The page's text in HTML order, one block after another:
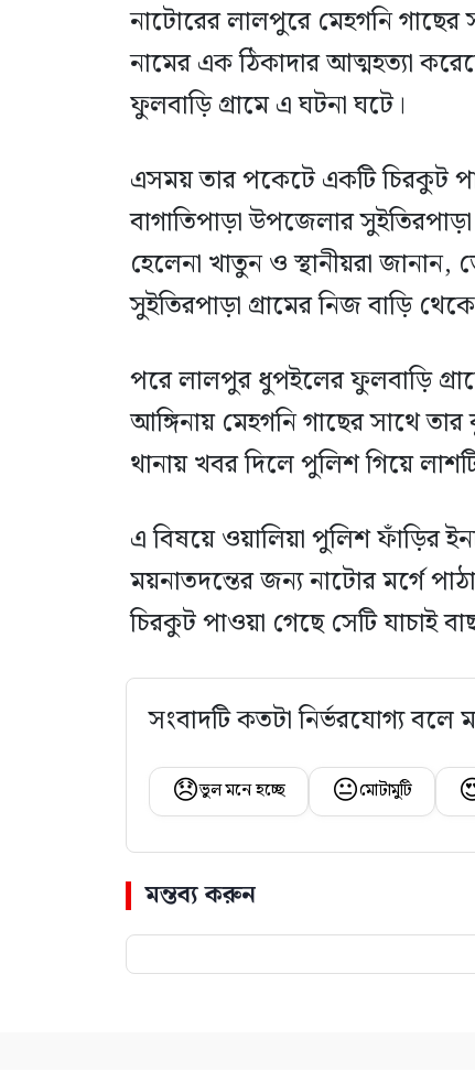
নাটোরের লালপুরে মেহগনি
নামের এক ঠিকাদার আত্মহত্যা
ফুলবাড়ি গ্রামে এ ঘটনা ঘটে।
এসময় তার পকেটে একটি চিরকুট
বাগাতিপাড়া উপজেলার
হেলেনা খাতুন ও স্থানীয়রা
সুইতিরপাড়া গ্রামের নিজ বাড়ি
পরে লালপুর ধুপইলের ফুলবাড়ি
আঙ্গিনায় মেহগনি গাছের সাথে
থানায় খবর দিলে পুলিশ গিয়ে
এ বিষয়ে ওয়ালিয়া পুলিশ ফাঁড়ির
ময়নাতদন্তের জন্য নাটোর মর্গে
চিরকুট পাওয়া গেছে সেটি যাচাই
সংবাদটি কতটা নির্ভরযোগ্য বলে
😞ভুল মনে হচ্ছে 😐মোটামুটি
মন্তব্য করুন